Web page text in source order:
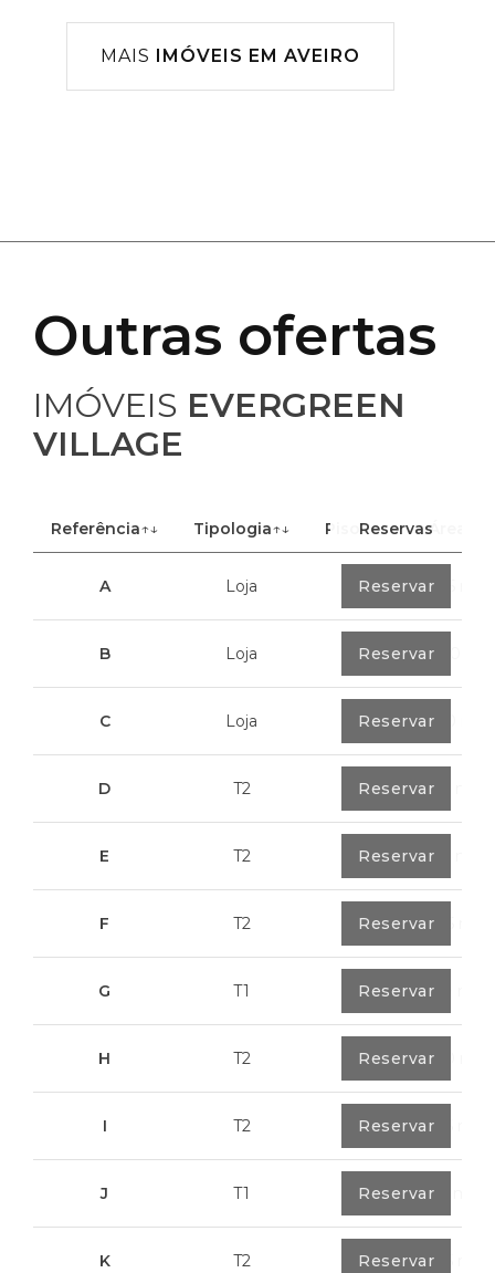
MAIS IMÓVEIS EM AVEIRO
Outras ofertas
IMÓVEIS EVERGREEN
VILLAGE
Referência↑↓ Tipologia↑↓ Piso ↑↓ Área
Reservas
A Loja 40,85 m²
Reservar
B Loja 100,70 m²
Reservar
C Loja 113,20 m²
Reservar
D T2 79,7 m²
Reservar
E T2 89,2 m²
Reservar
F T2 89,55 m²
Reservar
G T1 55,30 m²
Reservar
H T2 89,50 m²
Reservar
I T2 91,75 m²
Reservar
J T1 67,6 m²
Reservar
K T2 91,75 m²
Reservar